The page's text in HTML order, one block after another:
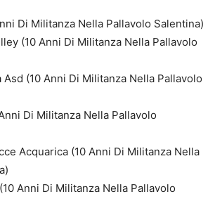
Di Militanza Nella Pallavolo Salentina)
(10 Anni Di Militanza Nella Pallavolo
Asd (10 Anni Di Militanza Nella Pallavolo
Di Militanza Nella Pallavolo
Acquarica (10 Anni Di Militanza Nella
Anni Di Militanza Nella Pallavolo